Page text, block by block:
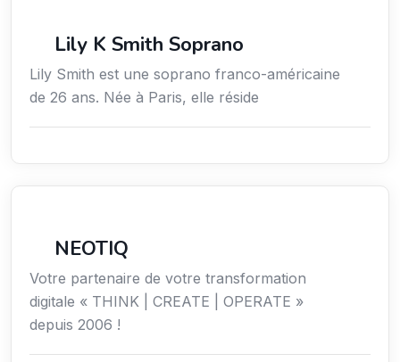
Lily K Smith Soprano
Lily Smith est une soprano franco-américaine
de 26 ans. Née à Paris, elle réside
NEOTIQ
Votre partenaire de votre transformation
digitale « THINK | CREATE | OPERATE »
depuis 2006 !